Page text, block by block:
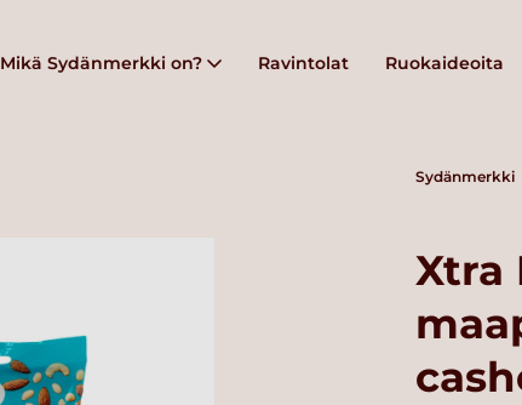
Mikä Sydänmerkki on? Ravintolat Ruokaideoita
Sydänmerkki
Xtra